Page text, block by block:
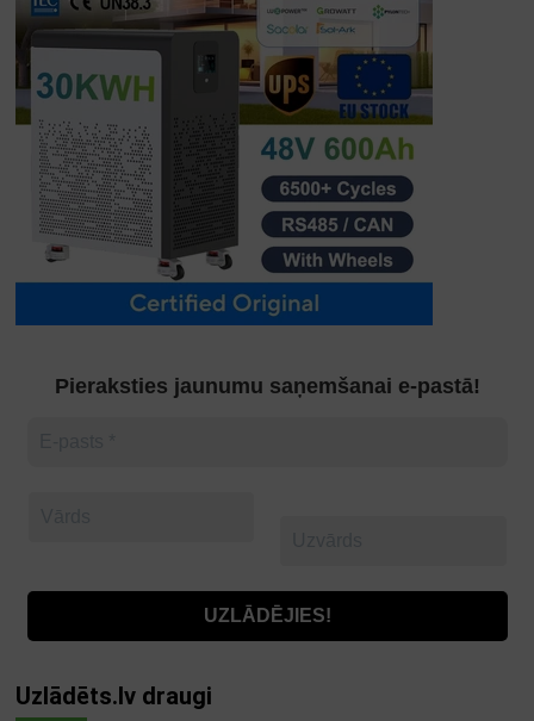
Pieraksties jaunumu saņemšanai e-pastā!
Uzlādēts.lv draugi